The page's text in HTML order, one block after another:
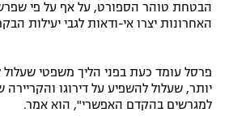
הבטחת טוהר הספורט, על אף על פי
האחרונות יצרו אי-ודאות לגבי יעילות
פרסל עומד כעת בפני הליך משפטי שעלול
יותר, שעלול להשפיע על דירוגו והקריירה
למגרשים בהקדם האפשרי", הוא אמר.